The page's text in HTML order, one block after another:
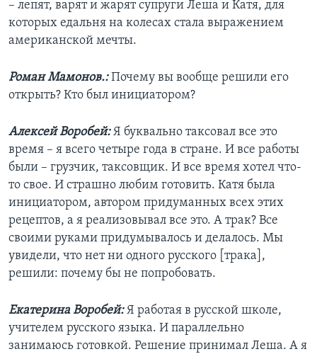
– лепят, варят и жарят супруги Леша и Катя, для
которых едальня на колесах стала выражением
американской мечты.
Роман Мамонов.:Почему вы вообще решили его
открыть? Кто был инициатором?
Алексей Воробей:Я буквально таксовал все это
время – я всего четыре года в стране. И все работы
были – грузчик, таксовщик. И все время хотел что-
то свое. И страшно любим готовить. Катя была
инициатором, автором придуманных всех этих
рецептов, а я реализовывал все это. А трак? Все
своими руками придумывалось и делалось. Мы
увидели, что нет ни одного русского [трака],
решили: почему бы не попробовать.
Екатерина Воробей:Я работая в русской школе,
учителем русского языка. И параллельно
занимаюсь готовкой. Решение принимал Леша. А я